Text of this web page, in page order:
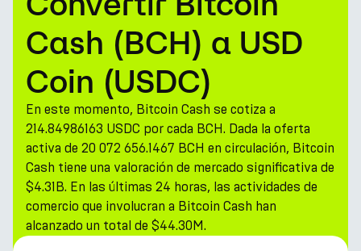
Calculadoras
PARK Token
Recursos
Compañía
Cash (BCH) a USD
Coin (USDC)
En este momento, Bitcoin Cash se cotiza a
214.84986163 USDC por cada BCH. Dada la oferta
activa de 20 072 656.1467 BCH en circulación, Bitcoin
Cash tiene una valoración de mercado significativa de
$4.31B. En las últimas 24 horas, las actividades de
comercio que involucran a Bitcoin Cash han
alcanzado un total de $44.30M.